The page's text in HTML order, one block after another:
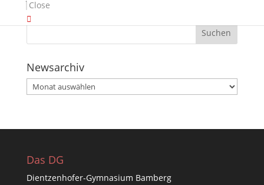
Close
Suche
Newsarchiv
Newsarchiv
Das DG
Dientzenhofer-Gymnasium Bamberg